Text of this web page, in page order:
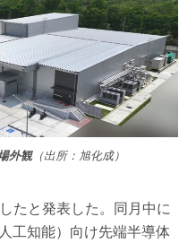
外観（出所：旭化成）
たと発表した。同月中に
工知能）向け先端半導体